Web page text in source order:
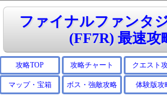
ファイナルファンタ
(FF7R) 最速攻
攻略TOP 攻略チャート クエスト
マップ・宝箱 ボス・強敵攻略 体験版攻